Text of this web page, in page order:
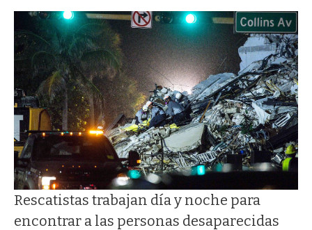
Rescatistas trabajan día y noche para
encontrar a las personas desaparecidas